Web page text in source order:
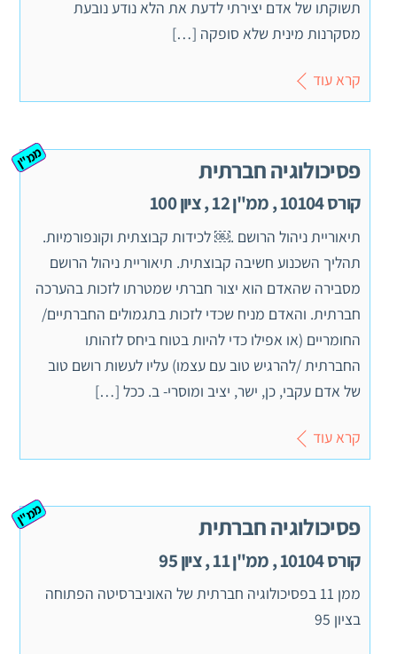
תשוקתו של אדם יצירתי לדעת את הלא נודע נובעת
מסקרנות מינית שלא סופקה […]
קרא עוד
פסיכולוגיה חברתית
קורס 10104 , ממ"ן 12 , ציון 100
ממ"ן
תיאוריית ניהול הרושם .￼ לכידות קבוצתית וקונפורמיות.
תהליך השכנוע חשיבה קבוצתית. תיאוריית ניהול הרושם
מסבירה שהאדם הוא יצור חברתי שמטרתו לזכות בהערכה
חברתית. והאדם מניח שכדי לזכות בתגמולים החברתיים/
החומריים (או אפילו כדי להיות בטוח ביחס לזהותו
החברתית /להרגיש טוב עם עצמו) עליו לעשות רושם טוב
של אדם עקבי, כן, ישר, יציב ומוסרי- ב. ככל […]
קרא עוד
פסיכולוגיה חברתית
קורס 10104 , ממ"ן 11 , ציון 95
ממ"ן
ממן 11 בפסיכולוגיה חברתית של האוניברסיטה הפתוחה
בציון 95